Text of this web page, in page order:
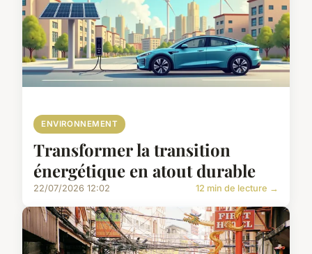
ENVIRONNEMENT
Transformer la transition
énergétique en atout durable
22/07/2026 12:02 12 min de lecture →